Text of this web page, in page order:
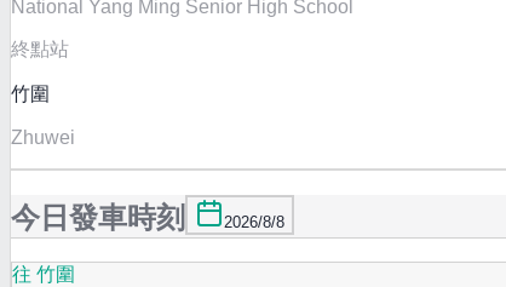
National Yang Ming Senior High School
終點站
竹圍
Zhuwei
今日發車時刻 2026/8/8
往 竹圍